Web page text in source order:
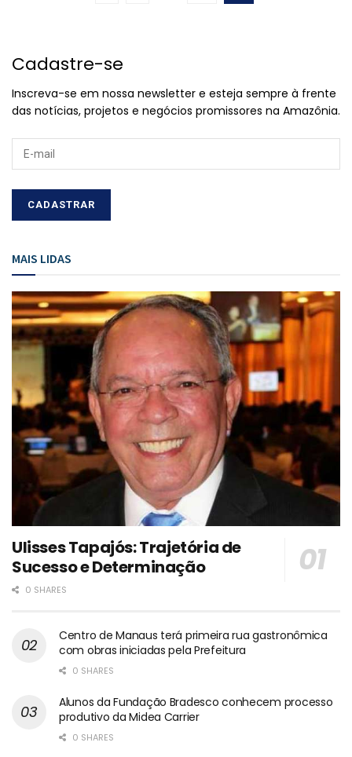
Cadastre-se
Inscreva-se em nossa newsletter e esteja sempre à frente
das notícias, projetos e negócios promissores na Amazônia.
MAIS LIDAS
Ulisses Tapajós: Trajetória de
Sucesso e Determinação
0 SHARES
Centro de Manaus terá primeira rua gastronômica
com obras iniciadas pela Prefeitura
0 SHARES
Alunos da Fundação Bradesco conhecem processo
produtivo da Midea Carrier
0 SHARES